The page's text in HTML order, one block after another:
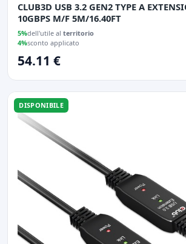
CLUB3D USB 3.2 GEN2 TYPE A
10GBPS M/F 5M/16.40FT
5%dell'utile al territorio
4%sconto applicato
54.11 €
DISPONIBILE